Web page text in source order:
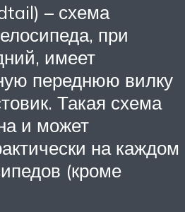
– схема
при
имеет
переднюю вилку
Такая схема
и может
на каждом
(кроме